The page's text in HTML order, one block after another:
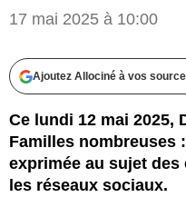
17 mai 2025 à 10:00
Ajoutez Allociné à vos
Ce lundi 12 mai 2025,
Familles nombreuses
exprimée au sujet
les réseaux sociaux.